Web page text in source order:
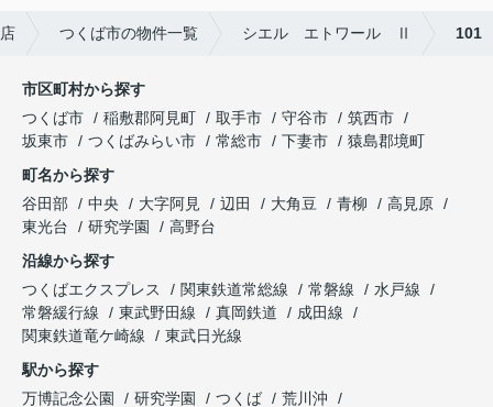
つくば市の物件一覧 シエル エトワール Ⅱ 101
市区町村から探す
つくば市
稲敷郡阿見町 取手市 守谷市
筑西市
坂東市
つくばみらい市 常総市 下妻市
猿島郡境町
町名から探す
谷田部
中央 大字阿見 辺田 大角豆 青柳
高見原
東光台
研究学園
高野台
沿線から探す
つくばエクスプレス
関東鉄道常総線 常磐線
水戸線
常磐緩行線
東武野田線 真岡鉄道
成田線
関東鉄道竜ケ崎線
東武日光線
駅から探す
万博記念公園
研究学園 つくば
荒川沖